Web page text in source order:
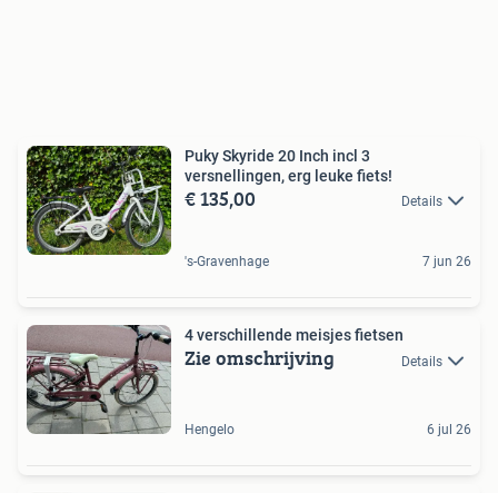
Puky Skyride 20 Inch incl 3
versnellingen, erg leuke fiets!
€ 135,00 Details
's-Gravenhage 7 jun 26
4 verschillende meisjes fietsen
Zie omschrijving Details
Hengelo 6 jul 26